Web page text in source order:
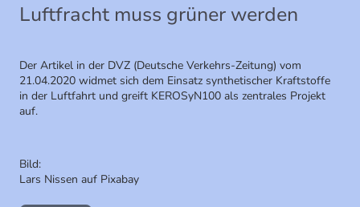
Luftfracht muss grüner werden
Der Artikel in der DVZ (Deutsche Verkehrs-Zeitung) vom
21.04.2020 widmet sich dem Einsatz synthetischer Kraftstoffe
in der Luftfahrt und greift KEROSyN100 als zentrales Projekt
auf.
Bild:
Lars Nissen auf Pixabay